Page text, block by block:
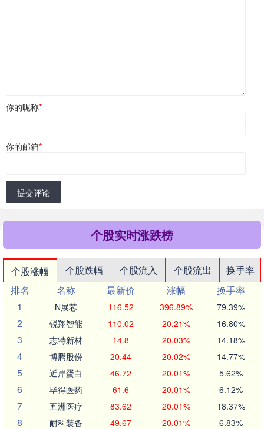
你的昵称*
你的邮箱*
提交评论
个股实时涨跌榜
个股涨幅 个股跌幅 个股流入 个股流出
换手率
排名
名称 最新价 涨幅
换手率
1
N展芯 116.52 396.89% 79.39%
2 锐翔智能 110.02 20.21% 16.80%
3 志特新材 14.8 20.03% 14.18%
4 博腾股份 20.44 20.02% 14.77%
5 近岸蛋白 46.72 20.01% 5.62%
6 毕得医药 61.6 20.01% 6.12%
7 五洲医疗 83.62 20.01% 18.37%
8 耐科装备 49.67 20.01% 6.83%